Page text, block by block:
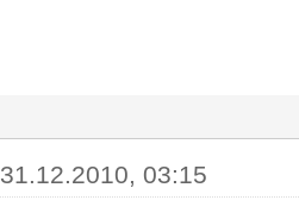
31.12.2010, 03:15